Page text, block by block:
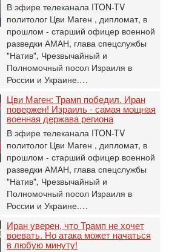
В эфире телеканала ITON-TV
политолог Цви Маген , дипломат, в
прошлом - старший офицер военной
разведки АМАН, глава спецслужбы
"Натив", ‎Чрезвычайный и
Полномочный посол Израиля в
России и Украине.…
Цви Маген: Трамп победил. Иран
повержен! Израиль - самая мощная
военная держава региона
В эфире телеканала ITON-TV
политолог Цви Маген , дипломат, в
прошлом - старший офицер военной
разведки АМАН, глава спецслужбы
"Натив", ‎Чрезвычайный и
Полномочный посол Израиля в
России и Украине.…
Иран уверен, что Трамп не хочет
воевать. Но атака может начаться
в любую минуту!